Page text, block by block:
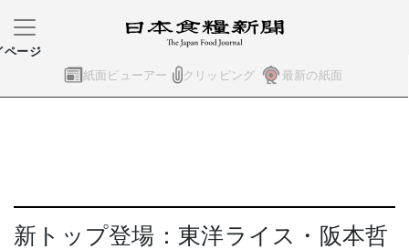
紙面ビューアー クリッピング 最新の紙面
ページ
新トップ登場：東洋ライス・阪本哲